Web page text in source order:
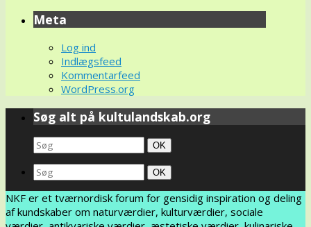
Meta
Log ind
Indlægsfeed
Kommentarfeed
WordPress.org
Søg alt på kultulandskab.org
Search
for:
Søg
OK
Search
for:
Søg
OK
NKF er et tværnordisk forum for gensidig inspiration og deling
af kundskaber om naturværdier, kulturværdier, sociale